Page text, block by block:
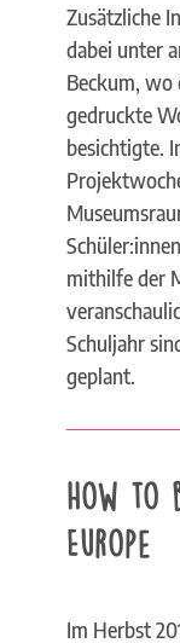
Zusätzliche
dabei unter
Beckum, wo
gedruckte
besichtigte.
mithilfe der
Schuljahr
geplant.
How to
Europe
Im Herbst